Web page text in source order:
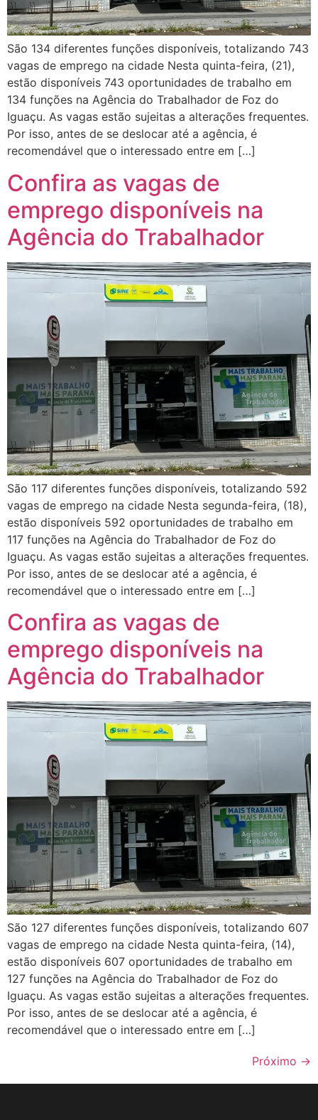
São 134 diferentes funções disponíveis, totalizando 743
vagas de emprego na cidade Nesta quinta-feira, (21),
estão disponíveis 743 oportunidades de trabalho em
134 funções na Agência do Trabalhador de Foz do
Iguaçu. As vagas estão sujeitas a alterações frequentes.
Por isso, antes de se deslocar até a agência, é
recomendável que o interessado entre em […]
Confira as vagas de
emprego disponíveis na
Agência do Trabalhador
São 117 diferentes funções disponíveis, totalizando 592
vagas de emprego na cidade Nesta segunda-feira, (18),
estão disponíveis 592 oportunidades de trabalho em
117 funções na Agência do Trabalhador de Foz do
Iguaçu. As vagas estão sujeitas a alterações frequentes.
Por isso, antes de se deslocar até a agência, é
recomendável que o interessado entre em […]
Confira as vagas de
emprego disponíveis na
Agência do Trabalhador
São 127 diferentes funções disponíveis, totalizando 607
vagas de emprego na cidade Nesta quinta-feira, (14),
estão disponíveis 607 oportunidades de trabalho em
127 funções na Agência do Trabalhador de Foz do
Iguaçu. As vagas estão sujeitas a alterações frequentes.
Por isso, antes de se deslocar até a agência, é
recomendável que o interessado entre em […]
Próximo →